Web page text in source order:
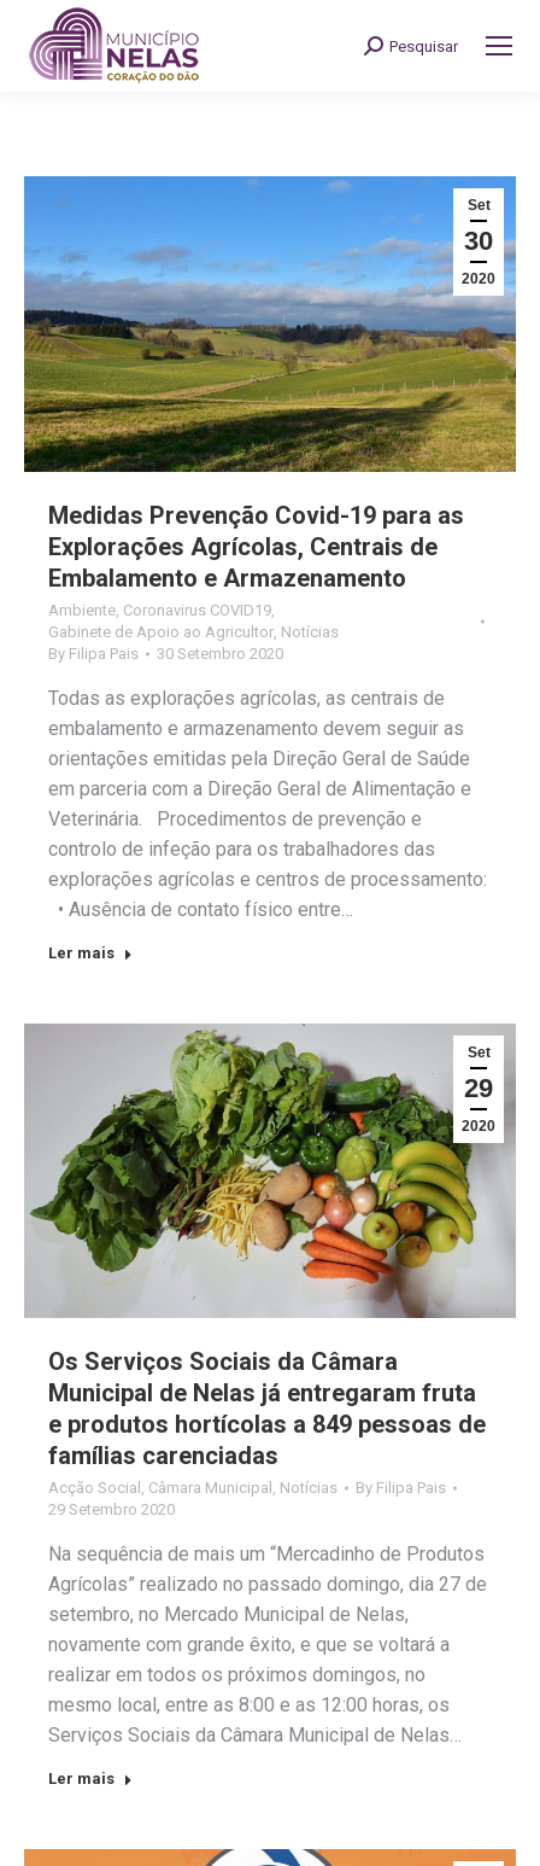
Search:
Pesquisar
Set
30
2020
Medidas Prevenção Covid-19 para as
Explorações Agrícolas, Centrais de
Embalamento e Armazenamento
Ambiente Coronavirus COVID19
Gabinete de Apoio ao Agricultor Notícias
By Filipa Pais 30 Setembro 2020
Todas as explorações agrícolas, as centrais de
embalamento e armazenamento devem seguir as
orientações emitidas pela Direção Geral de Saúde
em parceria com a Direção Geral de Alimentação e
Veterinária. Procedimentos de prevenção e
controlo de infeção para os trabalhadores das
explorações agrícolas e centros de processamento:
• Ausência de contato físico entre…
Ler mais
Set
29
2020
Os Serviços Sociais da Câmara
Municipal de Nelas já entregaram fruta
e produtos hortícolas a 849 pessoas de
famílias carenciadas
Acção Social Câmara Municipal Notícias By Filipa Pais
29 Setembro 2020
Na sequência de mais um “Mercadinho de Produtos
Agrícolas” realizado no passado domingo, dia 27 de
setembro, no Mercado Municipal de Nelas,
novamente com grande êxito, e que se voltará a
realizar em todos os próximos domingos, no
mesmo local, entre as 8:00 e as 12:00 horas, os
Serviços Sociais da Câmara Municipal de Nelas…
Ler mais